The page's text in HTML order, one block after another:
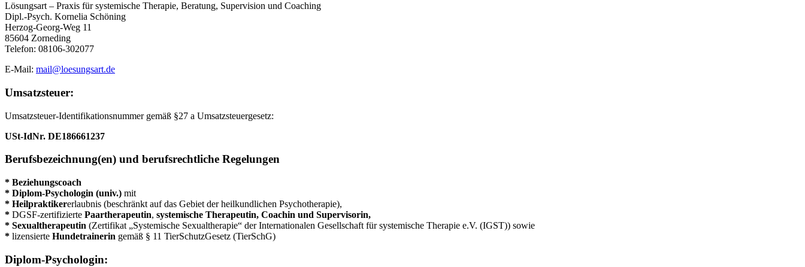
Lösungsart – Praxis für systemische Therapie, Beratung, Supervision und Coaching
Dipl.-Psych. Kornelia Schöning
Herzog-Georg-Weg 11
85604 Zorneding
Telefon: 08106-302077
E-Mail: mail@loesungsart.de
Umsatzsteuer:
Umsatzsteuer-Identifikationsnummer gemäß §27 a Umsatzsteuergesetz:
USt-IdNr. DE186661237
Berufsbezeichnung(en) und berufsrechtliche Regelungen
* Beziehungscoach
* Diplom-Psychologin (univ.) mit
* Heilpraktikererlaubnis (beschränkt auf das Gebiet der heilkundlichen Psychotherapie),
* DGSF-zertifizierte Paartherapeutin, systemische Therapeutin, Coachin und Supervisorin,
* Sexualtherapeutin (Zertifikat „Systemische Sexualtherapie“ der Internationalen Gesellschaft für systemische Therapie e.V. (IGST)) sowie
* lizensierte Hundetrainerin gemäß § 11 TierSchutzGesetz (TierSchG)
Diplom-Psychologin: